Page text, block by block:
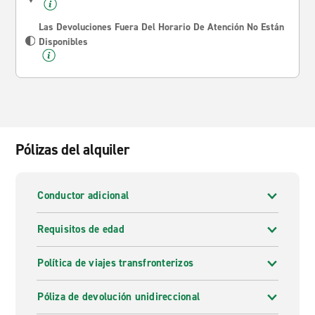
Las Devoluciones Fuera Del Horario De Atención No Están
Disponibles
Pólizas del alquiler
Conductor adicional
Requisitos de edad
Política de viajes transfronterizos
Póliza de devolución unidireccional